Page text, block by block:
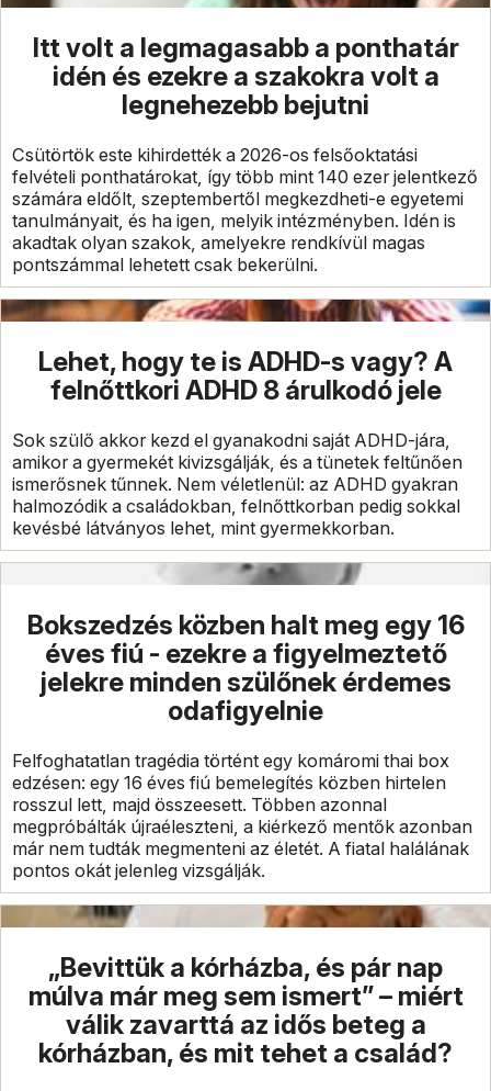
Itt volt a legmagasabb a ponthatár
idén és ezekre a szakokra volt a
legnehezebb bejutni
Csütörtök este kihirdették a 2026-os felsőoktatási
felvételi ponthatárokat, így több mint 140 ezer jelentkező
számára eldőlt, szeptembertől megkezdheti-e egyetemi
tanulmányait, és ha igen, melyik intézményben. Idén is
akadtak olyan szakok, amelyekre rendkívül magas
pontszámmal lehetett csak bekerülni.
Lehet, hogy te is ADHD-s vagy? A
felnőttkori ADHD 8 árulkodó jele
Sok szülő akkor kezd el gyanakodni saját ADHD-jára,
amikor a gyermekét kivizsgálják, és a tünetek feltűnően
ismerősnek tűnnek. Nem véletlenül: az ADHD gyakran
halmozódik a családokban, felnőttkorban pedig sokkal
kevésbé látványos lehet, mint gyermekkorban.
Bokszedzés közben halt meg egy 16
éves fiú - ezekre a figyelmeztető
jelekre minden szülőnek érdemes
odafigyelnie
Felfoghatatlan tragédia történt egy komáromi thai box
edzésen: egy 16 éves fiú bemelegítés közben hirtelen
rosszul lett, majd összeesett. Többen azonnal
megpróbálták újraéleszteni, a kiérkező mentők azonban
már nem tudták megmenteni az életét. A fiatal halálának
pontos okát jelenleg vizsgálják.
„Bevittük a kórházba, és pár nap
múlva már meg sem ismert” – miért
válik zavarttá az idős beteg a
kórházban, és mit tehet a család?